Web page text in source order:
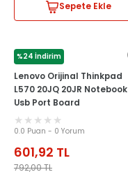
Sepete Ekle
%24 İndirim
LENOVO
Lenovo Orijinal Thinkpad
L570 20JQ 20JR Notebook
Usb Port Board
0.0 Puan - 0 Yorum
601,92 TL
792,00TL